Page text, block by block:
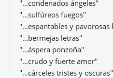
''...condenados ángeles''
''...sulfúreos fuegos''
''...espantables y pavorosas
''...bermejas letras''
''...áspera ponzoña''
''...crudo y fuerte amor''
''...cárceles tristes y oscuras''